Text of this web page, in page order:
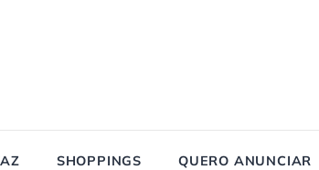
SHOPPINGS QUERO ANUNCIAR